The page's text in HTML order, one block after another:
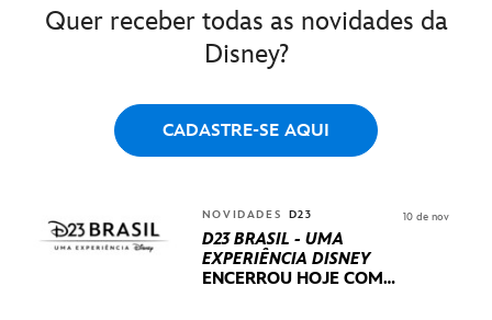
Quer receber todas as novidades da
Disney?
CADASTRE-SE AQUI
NOVIDADES D23
D23 BRASIL - UMA
EXPERIÊNCIA DISNEY
ENCERROU HOJE COM
10 de nov